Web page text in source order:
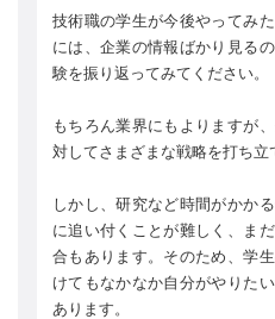
技術職の学生が今後やってみ
には、企業の情報ばかり見る
験を振り返ってみてください。
もちろん業界にもよりますが
対してさまざまな戦略を打ち立
しかし、研究など時間がかか
に追い付くことが難しく、ま
合もあります。そのため、学
けてもなかなか自分がやりた
あります。